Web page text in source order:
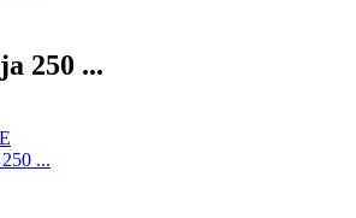
250 ...
...